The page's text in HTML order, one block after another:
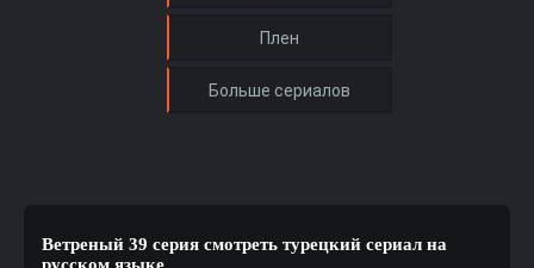
Ветреный 39 серия смотреть турецкий сериал на